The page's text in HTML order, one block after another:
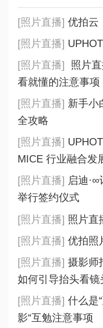
[照片直播] 优拍云
[照片直播]
[照片直播]
照片
看就懂的注意事项
[照片直播] 新手小
全攻略
[照片直播]
MICE 行业融合发
[照片直播] 启迪
举行签约仪式
[照片直播] 照片直
[照片直播] 优拍照
[照片直播] 摄影师
如何引导抬头看镜
[照片直播] 什么是
影“互勉注意事项